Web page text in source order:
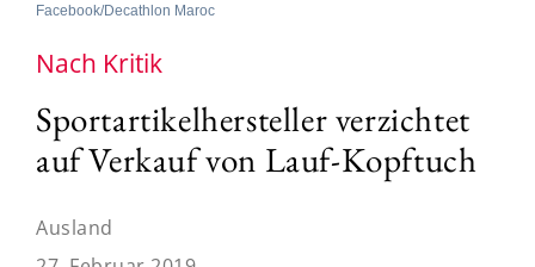
Facebook/Decathlon Maroc
Nach Kritik
Sportartikelhersteller verzichtet
auf Verkauf von Lauf-Kopftuch
Ausland